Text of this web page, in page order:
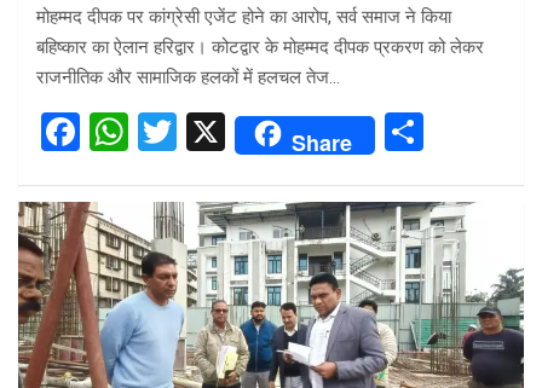
मोहम्मद दीपक पर कांग्रेसी एजेंट होने का आरोप, सर्व समाज ने किया
बहिष्कार का ऐलान हरिद्वार। कोटद्वार के मोहम्मद दीपक प्रकरण को लेकर
राजनीतिक और सामाजिक हलकों में हलचल तेज…
F
ce
b
o
o
k
W
at
s
A
p
p
T
tt
er
X Share
ar
e